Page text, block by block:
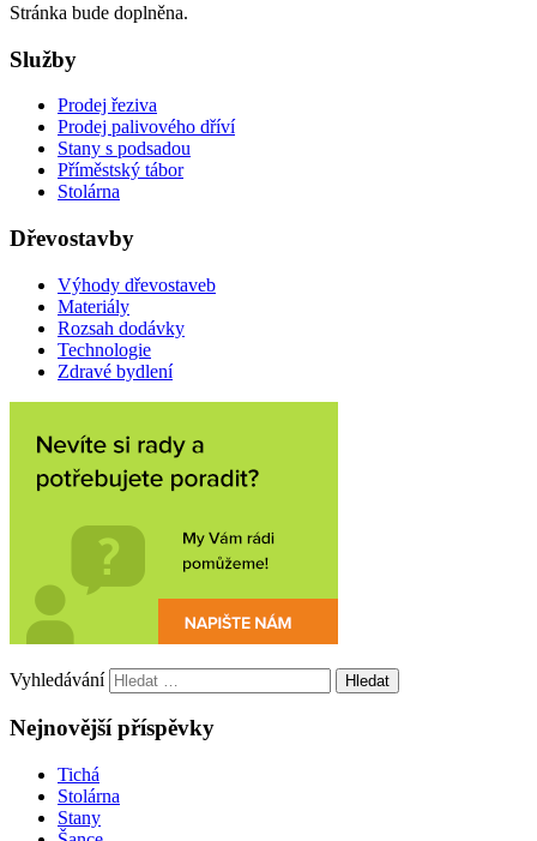
Stránka bude doplněna.
Služby
Prodej řeziva
Prodej palivového dříví
Stany s podsadou
Příměstský tábor
Stolárna
Dřevostavby
Výhody dřevostaveb
Materiály
Rozsah dodávky
Technologie
Zdravé bydlení
Vyhledávání
Nejnovější příspěvky
Tichá
Stolárna
Stany